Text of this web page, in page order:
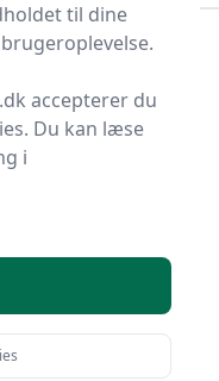
Entré
lager
guide om
møbel til din entré
muligheder, der
er denne guide
til dine
accepterer du
Du kan læse
i